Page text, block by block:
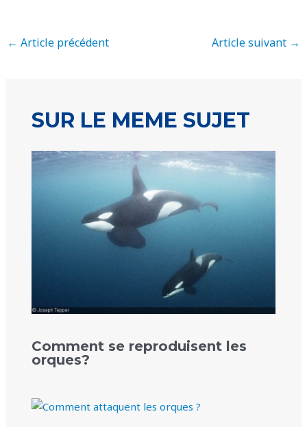
← Article précédent Article suivant →
SUR LE MEME SUJET
Comment se reproduisent les
orques?